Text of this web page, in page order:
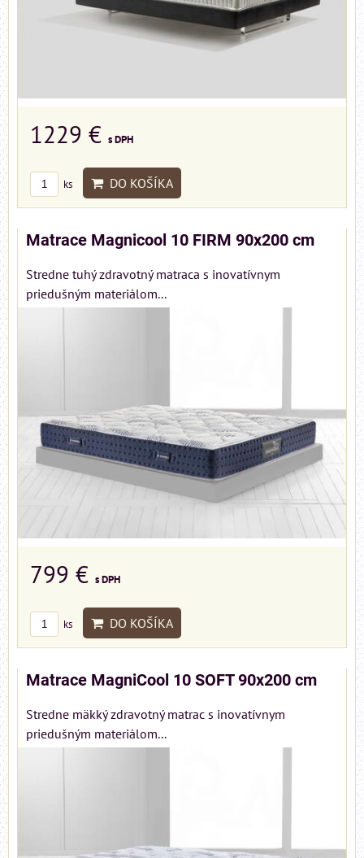
1229 € s DPH
ks DO KOŠÍKA
Matrace Magnicool 10 FIRM 90x200 cm
Stredne tuhý zdravotný matraca s inovatívnym
priedušným materiálom...
799 € s DPH
ks DO KOŠÍKA
Matrace MagniCool 10 SOFT 90x200 cm
Stredne mäkký zdravotný matrac s inovatívnym
priedušným materiálom...